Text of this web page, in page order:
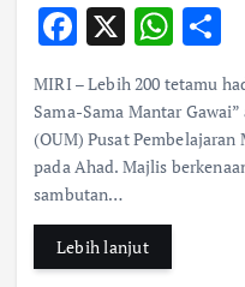
F
ac
e
b
o
o
k
X W
at
s
A
h
e
MIRI – Lebih 200 tetamu
Sama-Sama Mantar
(OUM) Pusat
pada Ahad. Majlis
sambutan…
Lebih lanjut